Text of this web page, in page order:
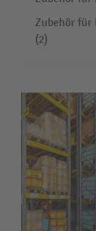
Zubehör für
(2)